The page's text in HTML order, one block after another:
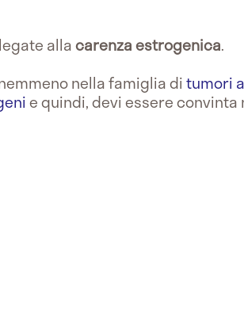
allacarenza estrogenica.
nella famiglia ditumori
e quindi, devi essere